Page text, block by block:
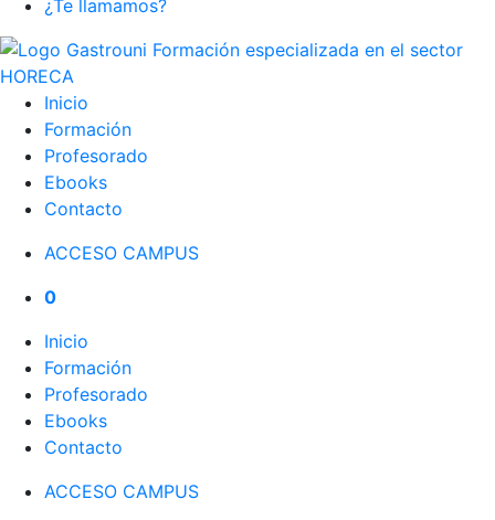
¿Te llamamos?
Inicio
Formación
Profesorado
Ebooks
Contacto
ACCESO CAMPUS
0
Inicio
Formación
Profesorado
Ebooks
Contacto
ACCESO CAMPUS